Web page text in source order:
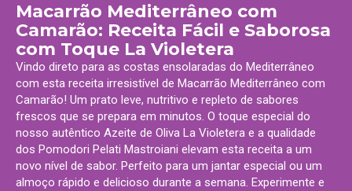
Macarrão Mediterrâneo com
Camarão: Receita Fácil e Saborosa
com Toque La Violetera
Vindo direto para as costas ensolaradas do Mediterrâneo
com esta receita irresistível de Macarrão Mediterrâneo com
Camarão! Um prato leve, nutritivo e repleto de sabores
frescos que se prepara em minutos. O toque especial do
nosso autêntico Azeite de Oliva La Violetera e a qualidade
dos Pomodori Pelati Mastroiani elevam esta receita a um
novo nível de sabor. Perfeito para um jantar especial ou um
almoço rápido e delicioso durante a semana. Experimente e